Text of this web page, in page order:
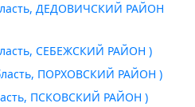
ДЕДОВИЧСКИЙ РАЙОН
СЕБЕЖСКИЙ РАЙОН )
ПОРХОВСКИЙ РАЙОН )
ПСКОВСКИЙ РАЙОН )